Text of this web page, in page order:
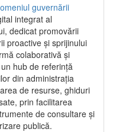
guvernării
integrat al
dedicat promovării
proactive și sprijinului
colaborativă și
hub de referință
din administrația
de resurse, ghiduri
prin facilitarea
de consultare și
publică.